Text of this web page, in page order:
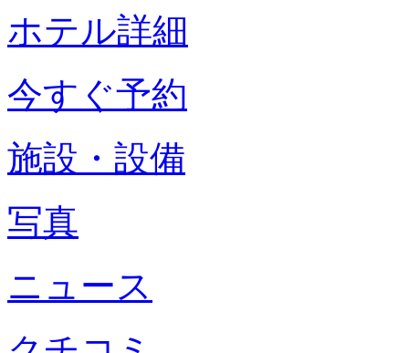
ホテル詳細
今すぐ予約
施設・設備
写真
ニュース